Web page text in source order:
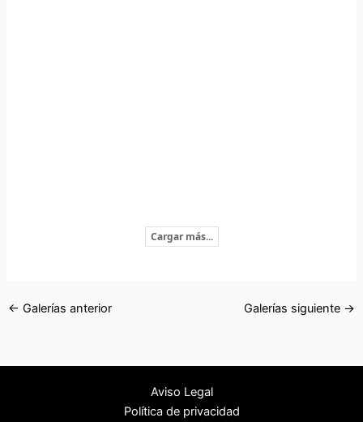
Cargar más...
← Galerías anterior Galerías siguiente →
Aviso Legal
Política de privacidad